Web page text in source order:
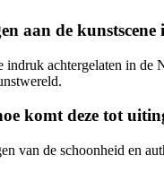
aan de kunstscene
achtergelaten in
komt deze tot
van de schoonheid en